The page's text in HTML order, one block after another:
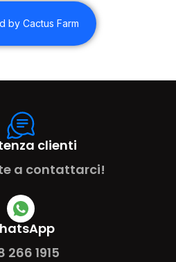
by Cactus Farm
clienti
a contattarci!
266 1915